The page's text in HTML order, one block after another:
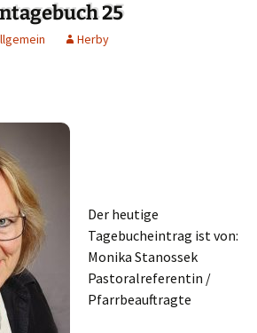
25
Herby
Der heutige
Tagebucheintrag ist von:
Monika Stanossek
Pastoralreferentin /
Pfarrbeauftragte